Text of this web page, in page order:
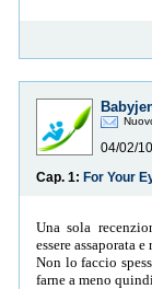
04/02/
Cap. 1: For Your
Una sola
essere assaporata e
Non lo faccio
farne a meno